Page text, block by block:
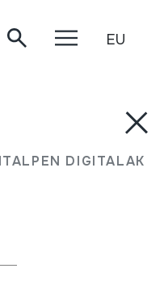
DIGITALAK
EU